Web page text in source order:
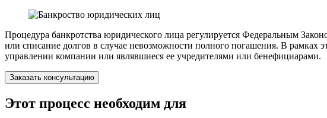
Процедура банкротства юридического лица регулируется Федеральным
или списание долгов в случае невозможности полного погашения. В рамках
управлении компании или являвшиеся ее учредителями или бенефициарами.
Заказать консультацию
Этот процесс необходим для